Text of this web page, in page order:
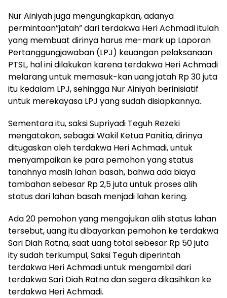
Nur Ainiyah juga mengungkapkan, adanya
permintaan”jatah” dari terdakwa Heri Achmadi itulah
yang membuat dirinya harus me-mark up Laporan
Pertanggungjawaban (LPJ) keuangan pelaksanaan
PTSL, hal ini dilakukan karena terdakwa Heri Achmadi
melarang untuk memasuk-kan uang jatah Rp 30 juta
itu kedalam LPJ, sehingga Nur Ainiyah berinisiatif
untuk merekayasa LPJ yang sudah disiapkannya.
Sementara itu, saksi Supriyadi Teguh Rezeki
mengatakan, sebagai Wakil Ketua Panitia, dirinya
ditugaskan oleh terdakwa Heri Achmadi, untuk
menyampaikan ke para pemohon yang status
tanahnya masih lahan basah, bahwa ada biaya
tambahan sebesar Rp 2,5 juta untuk proses alih
status dari lahan basah menjadi lahan kering.
Ada 20 pemohon yang mengajukan alih status lahan
tersebut, uang itu dibayarkan pemohon ke terdakwa
Sari Diah Ratna, saat uang total sebesar Rp 50 juta
ity sudah terkumpul, Saksi Teguh diperintah
terdakwa Heri Achmadi untuk mengambil dari
terdakwa Sari Diah Ratna dan segera dikasihkan ke
terdakwa Heri Achmadi.